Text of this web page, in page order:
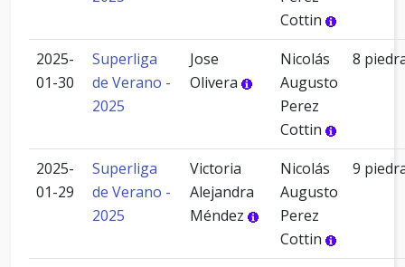
Cottin
2025-
01-30
Superliga
de Verano -
2025
Jose
Olivera
Nicolás
Augusto
Perez
Cottin
8
2025-
01-29
Superliga
de Verano -
2025
Victoria
Alejandra
Méndez
Nicolás
Augusto
Perez
Cottin
9